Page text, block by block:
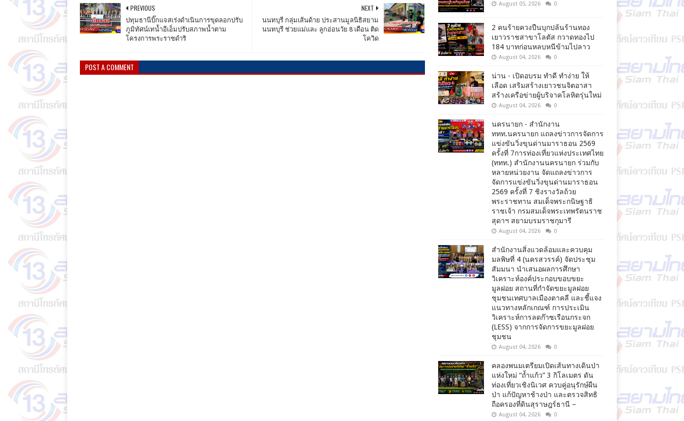
NEXT
นนทบุรี กลุ่มเส้นด้าย ประสานมูลนิธิสยาม
นนทบุรี ช่วยแม่และ ลูกอ่อนวัย 8 เดือน ติด
โควิด
PREVIOUS
ปทุมธานีบิ๊กแจสเร่งดำเนินการขุดลอกปรับ
ภูมิทัศน์เทน้ำอีเอ็มปรับสภาพน้ำตาม
โครงการพระราชดำริ
POST A COMMENT
August 05, 2026 0
2 คนร้ายควงปืนบุกปล้นร้านทอง
เยาวราชสาขาโลตัส กวาดทองไป
184 บาทก่อนหลบหนีข้ามไปลาว
August 04, 2026 0
น่าน - เปิดอบรม ทำดี ทำง่าย ให้
เลือด เสริมสร้างเยาวชนจิตอาสา
สร้างเครือข่ายผู้บริจาคโลหิตรุ่นใหม่
August 04, 2026 0
นครนายก - สำนักงาน
ททท.นครนายก แถลงข่าวการจัดการ
แข่งขันวิ่งขุนด่านมาราธอน 2569
ครั้งที่ 7การท่องเที่ยวแห่งประเทศไทย
(ททท.) สำนักงานนครนายก ร่วมกับ
หลายหน่วยงาน จัดแถลงข่าวการ
จัดการแข่งขันวิ่งขุนด่านมาราธอน
2569 ครั้งที่ 7 ชิงรางวัลถ้วย
พระราชทาน สมเด็จพระกนิษฐาธิ
ราชเจ้า กรมสมเด็จพระเทพรัตนราช
สุดาฯ สยามบรมราชกุมารี
August 04, 2026 0
สำนักงานสิ่งแวดล้อมและควบคุม
มลพิษที่ 4 (นครสวรรค์) จัดประชุม
สัมมนา นำเสนอผลการศึกษา
วิเคราะห์องค์ประกอบขอบขยะ
มูลฝอย สถานที่กำจัดขยะมูลฝอย
ชุมชนเทศบาลเมืองตาคลี และชี้แจง
แนวทางหลักเกณฑ์ การประเมิน
วิเคราะห์การลดก๊าซเรือนกระจก
(LESS) จากการจัดการขยะมูลฝอย
ชุมชน
August 04, 2026 0
คลองพนมเตรียมเปิดเส้นทางเดินป่า
แห่งใหม่ “ถ้ำแก้ว” 3 กิโลเมตร ดัน
ท่องเที่ยวเชิงนิเวศ ควบคู่อนุรักษ์ผืน
ป่า แก้ปัญหาช้างป่า และตรวจสิทธิ
ถือครองที่ดินสุราษฎร์ธานี –
August 04, 2026 0